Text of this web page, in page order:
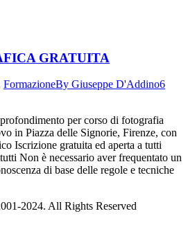
GRATUITA
FormazioneBy Giuseppe D'Addino6
per corso di fotografia
in Piazza delle Signorie, Firenze, con
Iscrizione gratuita ed aperta a tutti
Non è necessario aver frequentato un
di base delle regole e tecniche
2024. All Rights Reserved